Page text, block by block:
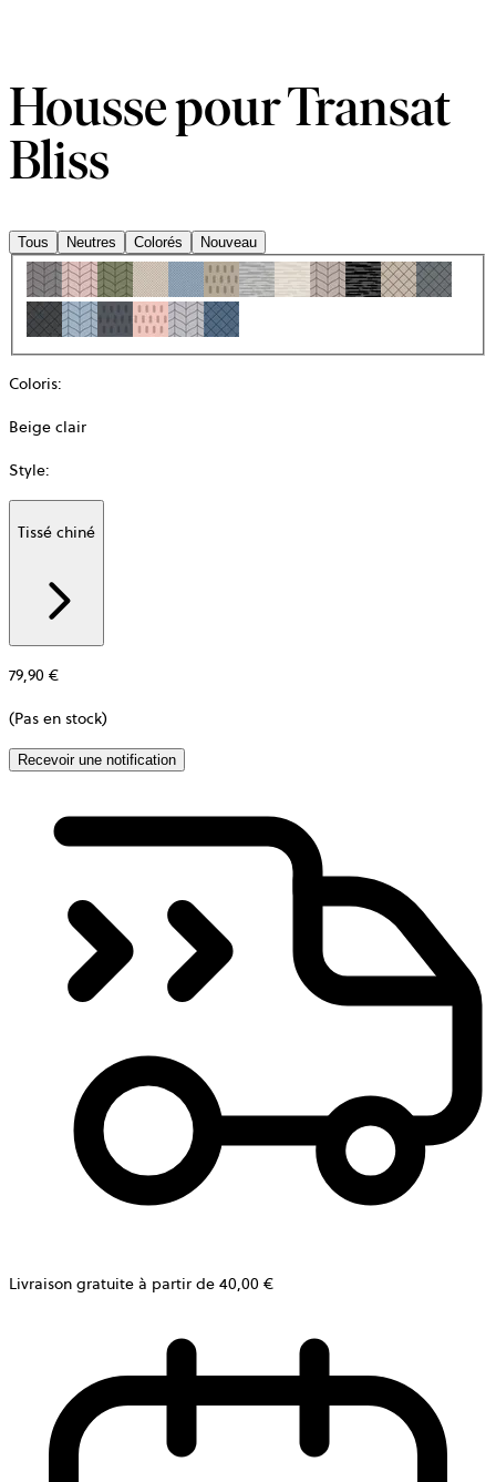
Housse pour Transat
Bliss
Tous Neutres Colorés Nouveau
Coloris:
Beige clair
Style:
Tissé chiné
79,90 €
(Pas en stock)
Recevoir une notification
Livraison gratuite à partir de 40,00 €